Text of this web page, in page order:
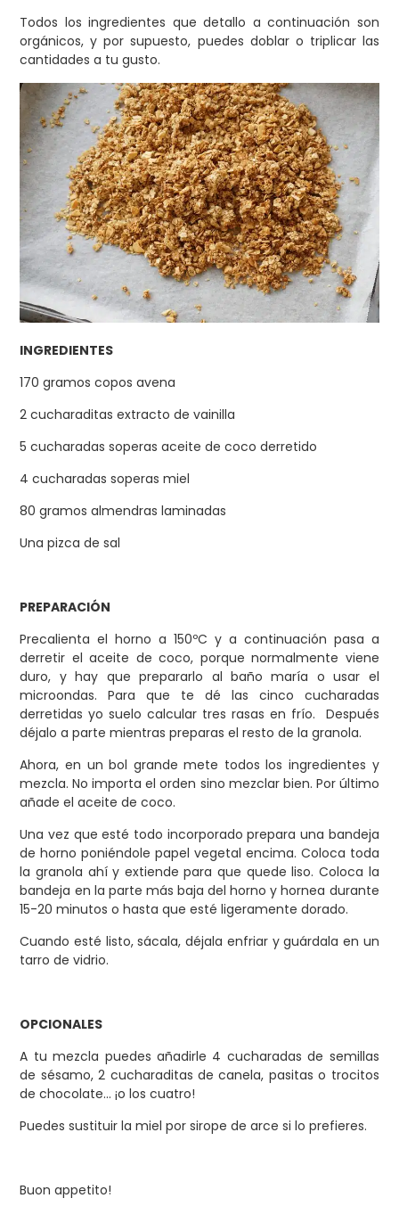
Todos los ingredientes que detallo a continuación son
orgánicos, y por supuesto, puedes doblar o triplicar las
cantidades a tu gusto.
INGREDIENTES
170 gramos copos avena
2 cucharaditas extracto de vainilla
5 cucharadas soperas aceite de coco derretido
4 cucharadas soperas miel
80 gramos almendras laminadas
Una pizca de sal
PREPARACIÓN
Precalienta el horno a 150ºC y a continuación pasa a
derretir el aceite de coco, porque normalmente viene
duro, y hay que prepararlo al baño maría o usar el
microondas. Para que te dé las cinco cucharadas
derretidas yo suelo calcular tres rasas en frío. Después
déjalo a parte mientras preparas el resto de la granola.
Ahora, en un bol grande mete todos los ingredientes y
mezcla. No importa el orden sino mezclar bien. Por último
añade el aceite de coco.
Una vez que esté todo incorporado prepara una bandeja
de horno poniéndole papel vegetal encima. Coloca toda
la granola ahí y extiende para que quede liso. Coloca la
bandeja en la parte más baja del horno y hornea durante
15-20 minutos o hasta que esté ligeramente dorado.
Cuando esté listo, sácala, déjala enfriar y guárdala en un
tarro de vidrio.
OPCIONALES
A tu mezcla puedes añadirle 4 cucharadas de semillas
de sésamo, 2 cucharaditas de canela, pasitas o trocitos
de chocolate… ¡o los cuatro!
Puedes sustituir la miel por sirope de arce si lo prefieres.
Buon appetito!